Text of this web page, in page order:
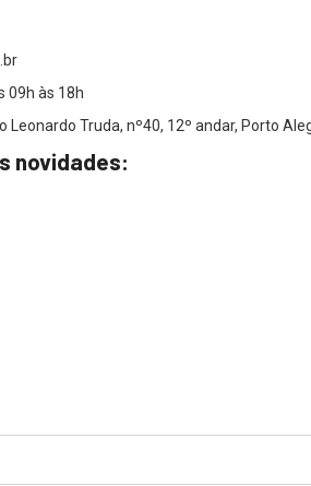
09h às 18h
Leonardo Truda, nº40, 12º andar, Porto
novidades: